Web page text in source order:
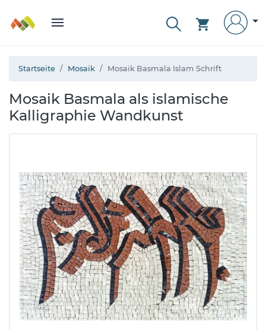
Startseite Mosaik Mosaik Basmala Islam Schrift
Mosaik Basmala als islamische
Kalligraphie Wandkunst